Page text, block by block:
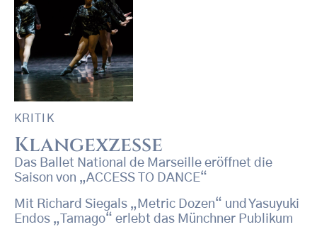
KRITIK
Klangexzesse
Das Ballet National de Marseille eröffnet die
Saison von „ACCESS TO DANCE“
Mit Richard Siegals „Metric Dozen“ und Yasuyuki
Endos „Tamago“ erlebt das Münchner Publikum